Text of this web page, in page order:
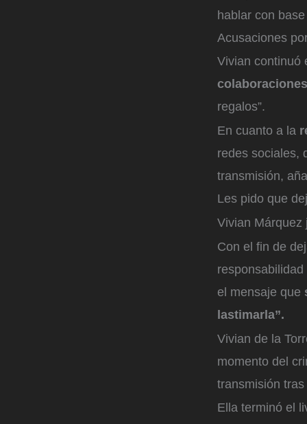
hablar con
Acusaciones
Vivian continuó
regalos”.
En cuanto a la
redes sociales,
transmisión,
Les pido que
Vivian Márquez
Con el fin de
el mensaje que
lastimarla”.
Vivian de la
momento del
transmisión
Ella terminó el